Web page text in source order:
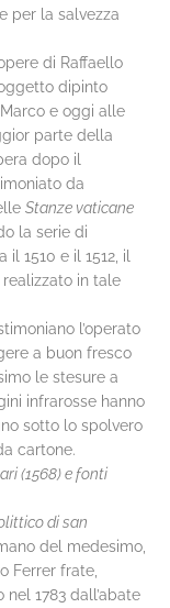
per la salvezza
di Raffaello
dipinto
e oggi alle
parte della
dopo il
da
Stanze vaticane
la serie di
1510 e il 1512, il
in tale
l’operato
a buon fresco
le stesure a
infrarosse hanno
sotto lo spolvero
cartone.
(1568) e fonti
di san
del medesimo,
Ferrer frate,
1783 dall’abate